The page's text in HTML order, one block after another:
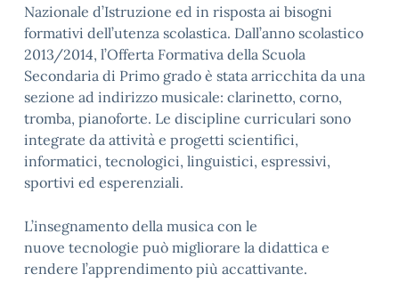
Nazionale d’Istruzione ed in risposta ai bisogni
formativi dell’utenza scolastica. Dall’anno scolastico
2013/2014, l’Offerta Formativa della Scuola
Secondaria di Primo grado è stata arricchita da una
sezione ad indirizzo musicale: clarinetto, corno,
tromba, pianoforte. Le discipline curriculari sono
integrate da attività e progetti scientifici,
informatici, tecnologici, linguistici, espressivi,
sportivi ed esperenziali.
L’insegnamento della musica con le
nuove tecnologie può migliorare la didattica e
rendere l’apprendimento più accattivante.